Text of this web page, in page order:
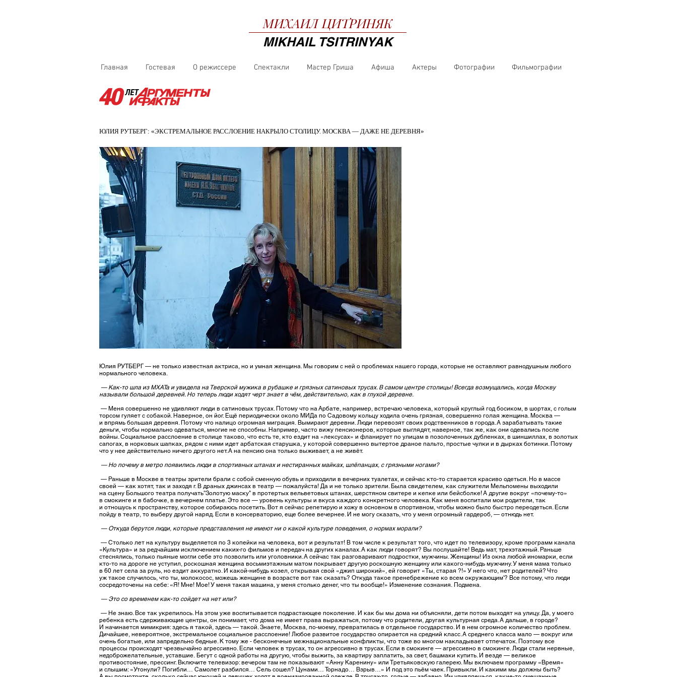
МИХАИЛ ЦИТРИНЯК
MIKHAIL TSITRINYAK
Главная Гостевая О режиссере Спектакли Мастер Гриша Афиша Актеры Фотографии Фильмографии
ЮЛИЯ РУТБЕРГ: «ЭКСТРЕМАЛЬНОЕ РАССЛОЕНИЕ НАКРЫЛО СТОЛИЦУ. МОСКВА — ДАЖЕ НЕ ДЕРЕВНЯ»
Юлия РУТБЕРГ — не только известная актриса, но и умная женщина. Мы говорим с ней о проблемах нашего города, которые не оставляют равнодушным любого
нормального человека.
— Как-то шла из МХАТа и увидела на Тверской мужика в рубашке и грязных сатиновых трусах. В самом центре столицы! Всегда возмущались, когда Москву
называли большой деревней. Но теперь люди ходят черт знает в чём, действительно, как в глухой деревне.
— Меня совершенно не удивляют люди в сатиновых трусах. Потому что на Арбате, например, встречаю человека, который круглый год босиком, в шортах, с голым
торсом гуляет с собакой. Наверное, он йог. Ещё периодически около МИДа по Садовому кольцу ходила очень грязная, совершенно голая женщина. Москва —
и впрямь большая деревня. Потому что налицо огромная миграция. Вымирают деревни. Люди перевозят своих родственников в города. А зарабатывать такие
деньги, чтобы нормально одеваться, многие не способны. Например, часто вижу пенсионеров, которые выглядят, наверное, так же, как они одевались после
войны. Социальное расслоение в столице таково, что есть те, кто ездит на «лексусах» и фланирует по улицам в позолоченных дубленках, в шиншиллах, в золотых
сапогах, в норковых шапках, рядом с ними идет арбатская старушка, у которой совершенно вытертое драное пальто, простые чулки и в дырках ботинки. Потому
что у нее действительно ничего другого нет. А на пенсию она только выживает, а не живёт.
— Но почему в метро появились люди в спортивных штанах и нестиранных майках, шлёпанцах, с грязными ногами?
— Раньше в Москве в театры зрители брали с собой сменную обувь и приходили в вечерних туалетах, и сейчас кто-то старается красиво одеться. Но в массе
своей — как хотят, так и заходя г. В драных джинсах в театр — пожалуйста! Да и не только зрители. Была свидетелем, как служители Мельпомены выходили
на сцену Большого театра получать''Золотую маску" в протертых вельветовых штанах, шерстяном свитере и кепке или бейсболке! А другие вокруг «почему-то»
в смокинге и в бабочке, в вечернем платье. Это все — уровень культуры и вкуса каждого конкретного человека. Как меня воспитали мои родители, так
и отношусь к пространству, которое собираюсь посетить. Вот я сейчас репетирую и хожу в основном в спортивном, чтобы можно было быстро переодеться. Если
пойду в театр, то выберу другой наряд. Если в консерваторию, еще более вечернее. И не могу сказать, что у меня огромный гардероб, — отнюдь нет.
— Откуда берутся люди, которые представления не имеют ни о какой культуре поведения, о нормах морали?
— Столько лет на культуру выделяется по 3 копейки на человека, вот и результат! В том числе к результат того, что идет по телевизору, кроме программ канала
«Культура» и за редчайшим исключением каких-го фильмов и передач на других каналах. А как люди говорят? Вы послушайте! Ведь мат, трехэтажный. Раньше
стеснялись, только пьяные могли себе это позволить или уголовники. А сейчас так разговаривают подростки, мужчины. Женщины! Из окна любой иномарки, если
кто-то на дороге не уступил, роскошная женщина восьмиэтажным матом покрывает другую роскошную женщину или какого-нибудь мужчину. У меня мама только
в 60 лет села за руль, но ездит аккуратно. И какой-нибудь козел, открывая свой «джип широкий», ей говорит «Ты, старая ?!» У него что, нет родителей? Что
уж такое случилось, что ты, молокосос, можешь женщине в возрасте вот так сказать? Откуда такое пренебрежение ко всем окружающим'? Все потому, что люди
сосредоточены на себе: «Я! Мне! Мое! У меня такая машина, у меня столько денег, что ты вообще!» Изменение сознания. Подмена.
— Это со временем как-то сойдет на нет или?
— Не знаю. Все так укрепилось. На этом уже воспитывается подрастающее поколение. И как бы мы дома ни объясняли, дети потом выходят на улицу. Да, у моего
ребенка есть сдерживающие центры, он понимает, что дома не имеет права выражаться, потому что родители, другая культурная среда. А дальше, в городе?
И начинается мимикрия: здесь я такой, здесь — такой. Знаете, Москва, по-моему, превратилась в отдельное государство. И в нем огромное количество проблем.
Дичайшее, невероятное, экстремальное социальное расслоение! Любое развитое государство опирается на средний класс. А среднего класса мало — вокруг или
очень богатые, или запредельно бедные. К тому же - бесконечные межнациональные конфликты, что тоже во многом накладывает отпечаток. Поэтому все
процессы происходят чрезвычайно агрессивно. Если человек в трусах, то он агрессивно в трусах. Если в смокинге — агрессивно в смокинге. Люди стали нервные,
недоброжелательные, уставшие. Бегут с одной работы на другую, чтобы выжить, за квартиру заплатить, за свет, башмаки купить. И везде — великое
противостояние, прессинг. Включите телевизор: вечером там не показывают «Анну Каренину» или Третьяковскую галерею. Мы включаем программу «Время»
и слышим: «Утонули? Погибли… Самолет разбился… Сель сошел? Цунами… Торнадо… Взрыв…» И под это пьём чаек. Привыкли. И какими мы должны быть?